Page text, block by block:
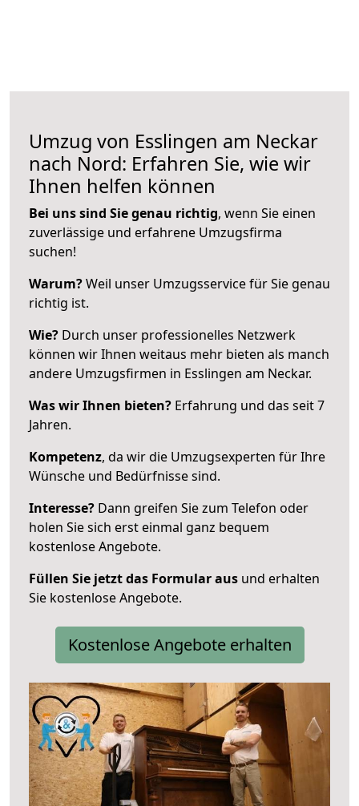
Umzug von Esslingen am Neckar
nach Nord: Erfahren Sie, wie wir
Ihnen helfen können
Bei uns sind Sie genau richtig, wenn Sie einen
zuverlässige und erfahrene Umzugsfirma
suchen!
Warum?Weil unser Umzugsservice für Sie genau
richtig ist.
Wie? Durch unser professionelles Netzwerk
können wir Ihnen weitaus mehr bieten als manch
andere Umzugsfirmen in Esslingen am Neckar.
Was wir Ihnen bieten? Erfahrung und das seit 7
Jahren.
Kompetenz, da wir die Umzugsexperten für Ihre
Wünsche und Bedürfnisse sind.
Interesse? Dann greifen Sie zum Telefon oder
holen Sie sich erst einmal ganz bequem
kostenlose Angebote.
Füllen Sie jetzt das Formular aus und erhalten
Sie kostenlose Angebote.
Kostenlose Angebote erhalten